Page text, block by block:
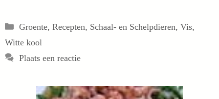
Categorieën
Groente, Recepten, Schaal- en Schelpdieren, Vis,
Witte kool
Plaats een reactie